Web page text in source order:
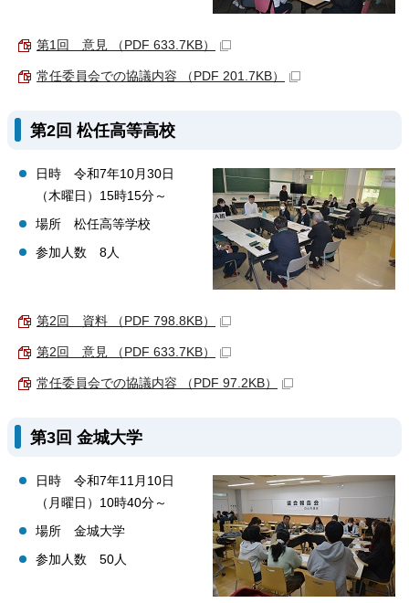
第1回 意見 （PDF 633.7KB）
常任委員会での協議内容 （PDF 201.7KB）
第2回 松任高等高校
日時 令和7年10月30日
（木曜日）15時15分～
場所 松任高等学校
参加人数 8人
第2回 資料 （PDF 798.8KB）
第2回 意見 （PDF 633.7KB）
常任委員会での協議内容 （PDF 97.2KB）
第3回 金城大学
日時 令和7年11月10日
（月曜日）10時40分～
場所 金城大学
参加人数 50人